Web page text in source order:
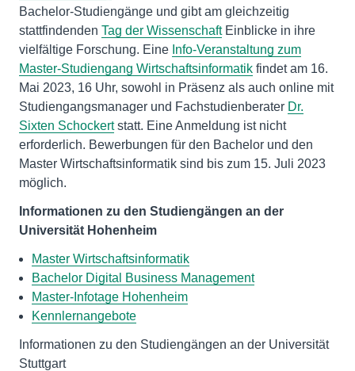
Bachelor-Studiengänge und gibt am gleichzeitig
stattfindenden Tag der WissenschaftEinblicke in ihre
vielfältige Forschung. Eine Info-Veranstaltung zum
Master-Studiengang Wirtschaftsinformatik findet am 16.
Mai 2023, 16 Uhr, sowohl in Präsenz als auch online mit
Studiengangsmanager und Fachstudienberater Dr.
Sixten Schockertstatt. Eine Anmeldung ist nicht
erforderlich. Bewerbungen für den Bachelor und den
Master Wirtschaftsinformatik sind bis zum 15. Juli 2023
möglich.
Informationen zu den Studiengängen an der
Universität Hohenheim
Master Wirtschaftsinformatik
Bachelor Digital Business Management
Master-Infotage Hohenheim
Kennlernangebote
Informationen zu den Studiengängen an der Universität
Stuttgart